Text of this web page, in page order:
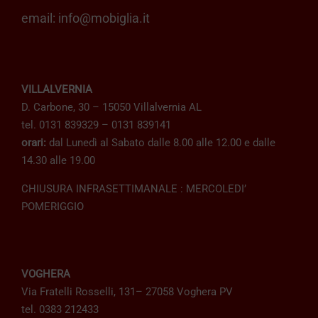
email: info@mobiglia.it
VILLALVERNIA
D. Carbone, 30 – 15050 Villalvernia AL
tel. 0131 839329 – 0131 839141
orari: dal Lunedì al Sabato dalle 8.00 alle 12.00 e dalle
14.30 alle 19.00
CHIUSURA INFRASETTIMANALE : MERCOLEDI’
POMERIGGIO
VOGHERA
Via Fratelli Rosselli, 131– 27058 Voghera PV
tel. 0383 212433